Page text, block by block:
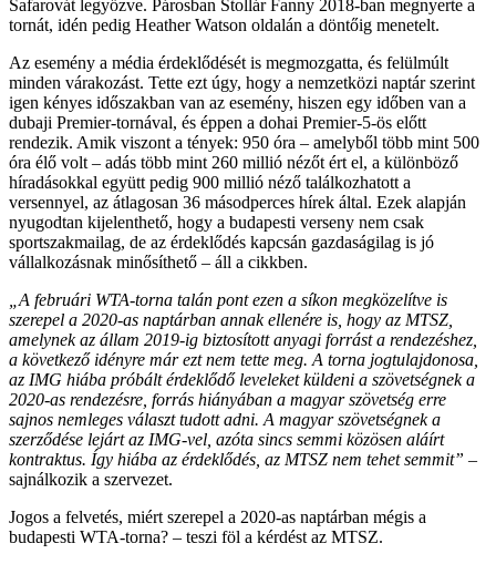
Safarovát legyőzve. Párosban Stollár Fanny 2018-ban megnyerte a
tornát, idén pedig Heather Watson oldalán a döntőig menetelt.
Az esemény a média érdeklődését is megmozgatta, és felülmúlt
minden várakozást. Tette ezt úgy, hogy a nemzetközi naptár szerint
igen kényes időszakban van az esemény, hiszen egy időben van a
dubaji Premier-tornával, és éppen a dohai Premier-5-ös előtt
rendezik. Amik viszont a tények: 950 óra – amelyből több mint 500
óra élő volt – adás több mint 260 millió nézőt ért el, a különböző
híradásokkal együtt pedig 900 millió néző találkozhatott a
versennyel, az átlagosan 36 másodperces hírek által. Ezek alapján
nyugodtan kijelenthető, hogy a budapesti verseny nem csak
sportszakmailag, de az érdeklődés kapcsán gazdaságilag is jó
vállalkozásnak minősíthető – áll a cikkben.
„A februári WTA-torna talán pont ezen a síkon megközelítve is
szerepel a 2020-as naptárban annak ellenére is, hogy az MTSZ,
amelynek az állam 2019-ig biztosított anyagi forrást a rendezéshez,
a következő idényre már ezt nem tette meg. A torna jogtulajdonosa,
az IMG hiába próbált érdeklődő leveleket küldeni a szövetségnek a
2020-as rendezésre, forrás hiányában a magyar szövetség erre
sajnos nemleges választ tudott adni. A magyar szövetségnek a
szerződése lejárt az IMG-vel, azóta sincs semmi közösen aláírt
kontraktus. Így hiába az érdeklődés, az MTSZ nem tehet semmit” –
sajnálkozik a szervezet.
Jogos a felvetés, miért szerepel a 2020-as naptárban mégis a
budapesti WTA-torna? – teszi föl a kérdést az MTSZ.